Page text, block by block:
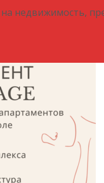
недвижимость,